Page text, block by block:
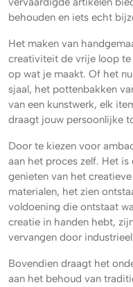
behouden en iets echt
Het maken van
creativiteit de vrije loop te
op wat je maakt. Of het
sjaal, het pottenbakken
van een kunstwerk, elk
draagt jouw persoonlijke
Door te kiezen voor
aan het proces zelf. Het
genieten van het
materialen, het zien
voldoening die ontstaat
creatie in handen hebt,
vervangen door
Bovendien draagt het
aan het behoud van